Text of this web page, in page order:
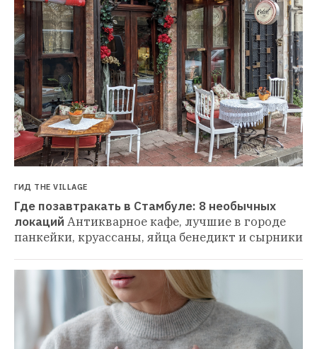
ГИД THE VILLAGE
Где позавтракать в Стамбуле: 8 необычных
локаций Антикварное кафе, лучшие в городе
панкейки, круассаны, яйца бенедикт и сырники